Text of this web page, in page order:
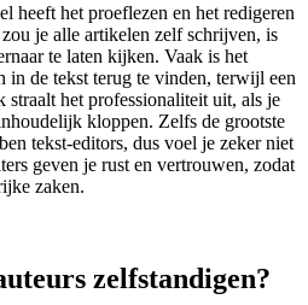
heeft het proeflezen en het redigeren
je alle artikelen zelf schrijven, is
te laten kijken. Vaak is het
de tekst terug te vinden, terwijl een
straalt het professionaliteit uit, als je
kloppen. Zelfs de grootste
tekst-editors, dus voel je zeker niet
geven je rust en vertrouwen, zodat
zaken.
zelfstandigen?